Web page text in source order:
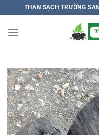
Chuyển
đến
nội
THAN SẠCH TRƯỜNG